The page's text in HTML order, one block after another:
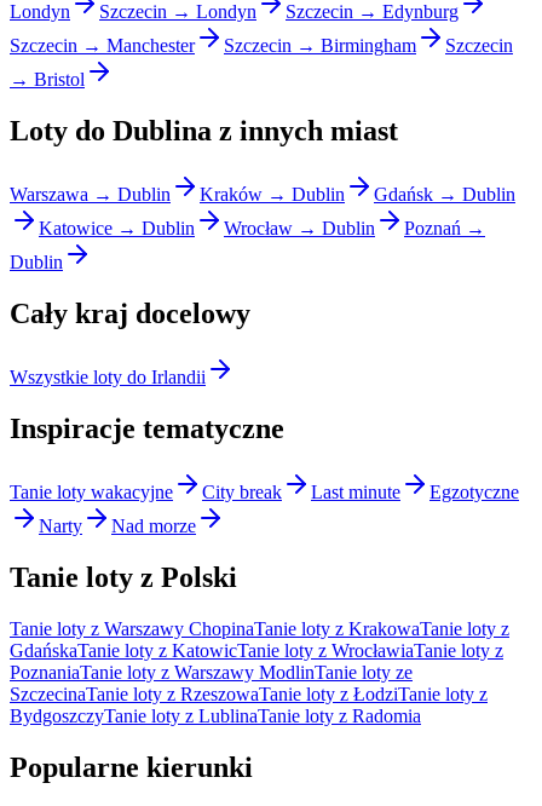
Londyn
Szczecin → Londyn
Szczecin → Edynburg
Szczecin → Manchester
Szczecin → Birmingham
Szczecin
→ Bristol
Loty do Dublina z innych miast
Warszawa → Dublin Kraków → Dublin
Gdańsk → Dublin
Katowice → Dublin
Wrocław → Dublin
Poznań →
Dublin
Cały kraj docelowy
Wszystkie loty do Irlandii
Inspiracje tematyczne
Tanie loty wakacyjne City break Last minute
Egzotyczne
Narty
Nad morze
Tanie loty z Polski
Tanie loty z Warszawy ChopinaTanie loty z KrakowaTanie loty z
GdańskaTanie loty z KatowicTanie loty z WrocławiaTanie loty z
PoznaniaTanie loty z Warszawy ModlinTanie loty ze
SzczecinaTanie loty z RzeszowaTanie loty z ŁodziTanie loty z
BydgoszczyTanie loty z LublinaTanie loty z Radomia
Popularne kierunki